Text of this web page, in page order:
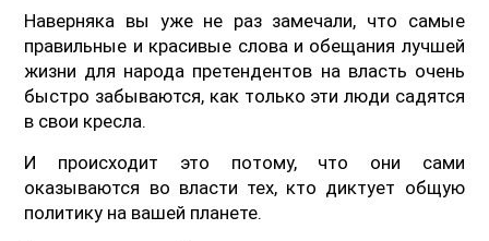
Наверняка вы уже не раз замечали, что самые
правильные и красивые слова и обещания лучшей
жизни для народа претендентов на власть очень
быстро забываются, как только эти люди садятся
в свои кресла.
И происходит это потому, что они сами
оказываются во власти тех, кто диктует общую
политику на вашей планете.